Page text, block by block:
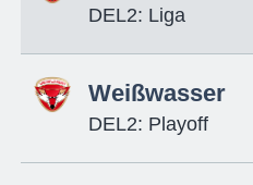
DEL2: Liga
Weißwasser
DEL2: Playoff